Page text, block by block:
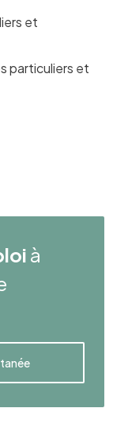
et
particuliers et
à